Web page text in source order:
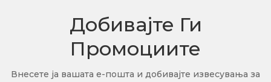
Добивајте Ги
Промоциите
Внесете ја вашата е-пошта и добивајте извесувања за